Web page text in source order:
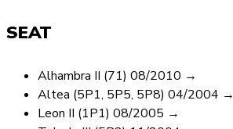
SEAT
Alhambra II (71) 08/2010 →
Altea (5P1, 5P5, 5P8) 04/2004 →
Leon II (1P1) 08/2005 →